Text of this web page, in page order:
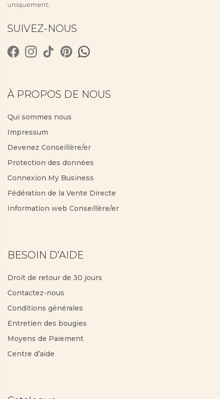
uniquement.
SUIVEZ-NOUS
À PROPOS DE NOUS
Qui sommes nous
Impressum
Devenez Conseillère/er
Protection des données
Connexion My Business
Fédération de la Vente Directe
Information web Conseillère/er
BESOIN D’AIDE
Droit de retour de 30 jours
Contactez-nous
Conditions générales
Entretien des bougies
Moyens de Paiement
Centre d’aide